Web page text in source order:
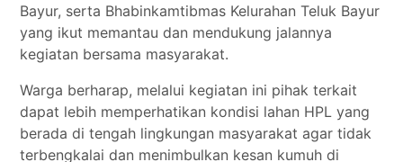
Bayur, serta Bhabinkamtibmas Kelurahan Teluk Bayur
yang ikut memantau dan mendukung jalannya
kegiatan bersama masyarakat.
Warga berharap, melalui kegiatan ini pihak terkait
dapat lebih memperhatikan kondisi lahan HPL yang
berada di tengah lingkungan masyarakat agar tidak
terbengkalai dan menimbulkan kesan kumuh di